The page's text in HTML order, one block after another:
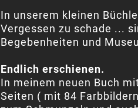
In unserem kleinen
Vergessen zu schade ...
Begebenheiten und
Endlich erschienen.
In meinem neuen Buch
Seiten ( mit 84